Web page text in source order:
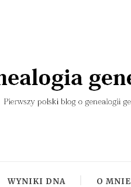
WYNIKI DNA O MNIE